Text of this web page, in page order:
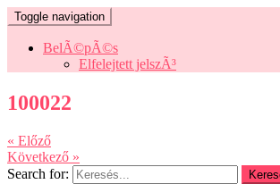
Toggle navigation
BelÃ©pÃ©s
Elfelejtett jelszÃ³
100022
« Előző
Következő »
Search for: